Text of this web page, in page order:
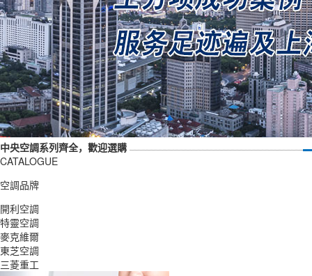
中央空調系列齊全，歡迎選購
CATALOGUE
空調品牌
開利空調
特靈空調
麥克維爾
東芝空調
三菱重工